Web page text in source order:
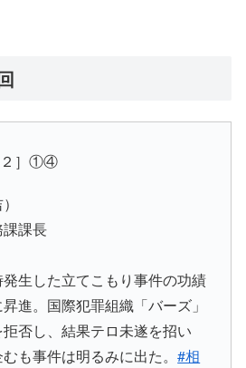
２］①④
課長
生した立てこもり事件の功績
進。国際犯罪組織「バーズ」
否し、結果テロ未遂を招い
も事件は明るみに出た。#相